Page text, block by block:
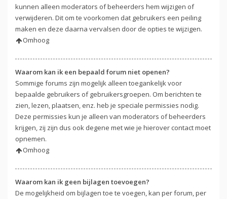
kunnen alleen moderators of beheerders hem wijzigen of
verwijderen. Dit om te voorkomen dat gebruikers een peiling
maken en deze daarna vervalsen door de opties te wijzigen.
Omhoog
Waarom kan ik een bepaald forum niet openen?
Sommige forums zijn mogelijk alleen toegankelijk voor
bepaalde gebruikers of gebruikersgroepen. Om berichten te
zien, lezen, plaatsen, enz. heb je speciale permissies nodig.
Deze permissies kun je alleen van moderators of beheerders
krijgen, zij zijn dus ook degene met wie je hierover contact moet
opnemen.
Omhoog
Waarom kan ik geen bijlagen toevoegen?
De mogelijkheid om bijlagen toe te voegen, kan per forum, per